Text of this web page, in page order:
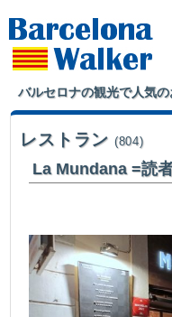
バルセロナの観光で人気
レストラン (804)
La Mundana =読